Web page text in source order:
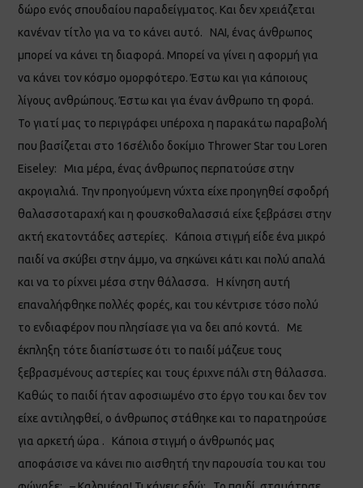
δώρο ενός σπουδαίου παραδείγματος. Και δεν χρειάζεται
κανέναν τίτλο για να το κάνει αυτό. ΝΑΙ, ένας άνθρωπος
μπορεί να κάνει τη διαφορά. Μπορεί να γίνει η αφορμή για
να κάνει τον κόσμο ομορφότερο. Έστω και για κάποιους
λίγους ανθρώπους. Έστω και για έναν άνθρωπο τη φορά.
Το γιατί μας το περιγράφει υπέροχα η παρακάτω παραβολή
που βασίζεται στο 16σέλιδο δοκίμιο Thrower Star του Loren
Eiseley: Μια μέρα, ένας άνθρωπος περπατούσε στην
ακρογιαλιά. Την προηγούμενη νύχτα είχε προηγηθεί σφοδρή
θαλασσοταραχή και η φουσκοθαλασσιά είχε ξεβράσει στην
ακτή εκατοντάδες αστερίες. Κάποια στιγμή είδε ένα μικρό
παιδί να σκύβει στην άμμο, να σηκώνει κάτι και πολύ απαλά
και να το ρίχνει μέσα στην θάλασσα. Η κίνηση αυτή
επαναλήφθηκε πολλές φορές, και του κέντρισε τόσο πολύ
το ενδιαφέρον που πλησίασε για να δει από κοντά. Με
έκπληξη τότε διαπίστωσε ότι το παιδί μάζευε τους
ξεβρασμένους αστερίες και τους έριχνε πάλι στη θάλασσα.
Καθώς το παιδί ήταν αφοσιωμένο στο έργο του και δεν τον
είχε αντιληφθεί, ο άνθρωπος στάθηκε και το παρατηρούσε
για αρκετή ώρα . Κάποια στιγμή ο άνθρωπός μας
αποφάσισε να κάνει πιο αισθητή την παρουσία του και του